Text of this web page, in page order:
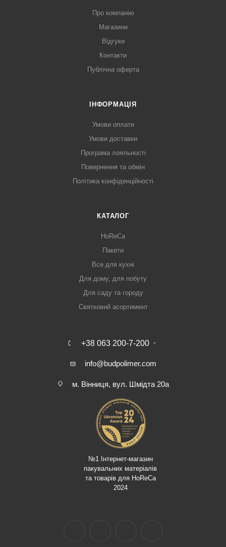
Про компанію
Магазини
Відгуки
Контакти
Публічна оферта
ІНФОРМАЦІЯ
Умови оплати
Умови доставки
Програма лояльності
Повернення та обмін
Політика конфіденційності
КАТАЛОГ
HoReCa
Пакети
Все для кухні
Для дому, для побуту
Для саду та городу
Святковий асортимент
+38 063 200-7-200
info@budpolimer.com
м. Вінниця, вул. Шмідта 20а
№1 Інтернет-магазин
пакувальних матеріалів
та товарів для HoReCa
2024